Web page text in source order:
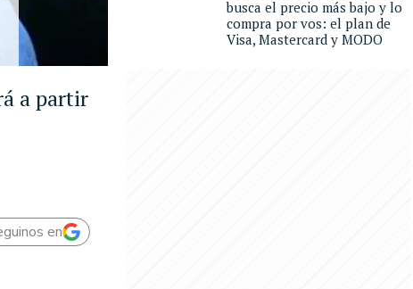
a partir
en
busca el precio más bajo y lo
compra por vos: el plan de
Visa, Mastercard y MODO